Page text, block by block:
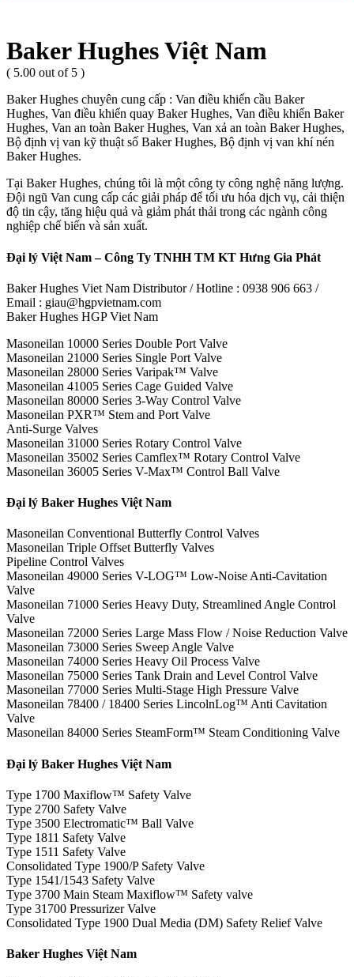
Baker Hughes Việt Nam
( 5.00 out of 5 )
Baker Hughes chuyên cung cấp : Van điều khiển cầu Baker
Hughes, Van điều khiển quay Baker Hughes, Van điều khiển Baker
Hughes, Van an toàn Baker Hughes, Van xả an toàn Baker Hughes,
Bộ định vị van kỹ thuật số Baker Hughes, Bộ định vị van khí nén
Baker Hughes.
Tại Baker Hughes, chúng tôi là một công ty công nghệ năng lượng.
Đội ngũ Van cung cấp các giải pháp để tối ưu hóa dịch vụ, cải thiện
độ tin cậy, tăng hiệu quả và giảm phát thải trong các ngành công
nghiệp chế biến và sản xuất.
Đại lý Việt Nam – Công Ty TNHH TM KT Hưng Gia Phát
Baker Hughes Viet Nam Distributor / Hotline : 0938 906 663 /
Email : giau@hgpvietnam.com
Baker Hughes HGP Viet Nam
Masoneilan 10000 Series Double Port Valve
Masoneilan 21000 Series Single Port Valve
Masoneilan 28000 Series Varipak™ Valve
Masoneilan 41005 Series Cage Guided Valve
Masoneilan 80000 Series 3-Way Control Valve
Masoneilan PXR™ Stem and Port Valve
Anti-Surge Valves
Masoneilan 31000 Series Rotary Control Valve
Masoneilan 35002 Series Camflex™ Rotary Control Valve
Masoneilan 36005 Series V-Max™ Control Ball Valve
Đại lý Baker Hughes Việt Nam
Masoneilan Conventional Butterfly Control Valves
Masoneilan Triple Offset Butterfly Valves
Pipeline Control Valves
Masoneilan 49000 Series V-LOG™ Low-Noise Anti-Cavitation
Valve
Masoneilan 71000 Series Heavy Duty, Streamlined Angle Control
Valve
Masoneilan 72000 Series Large Mass Flow / Noise Reduction Valve
Masoneilan 73000 Series Sweep Angle Valve
Masoneilan 74000 Series Heavy Oil Process Valve
Masoneilan 75000 Series Tank Drain and Level Control Valve
Masoneilan 77000 Series Multi-Stage High Pressure Valve
Masoneilan 78400 / 18400 Series LincolnLog™ Anti Cavitation
Valve
Masoneilan 84000 Series SteamForm™ Steam Conditioning Valve
Đại lý Baker Hughes Việt Nam
Type 1700 Maxiflow™ Safety Valve
Type 2700 Safety Valve
Type 3500 Electromatic™ Ball Valve
Type 1811 Safety Valve
Type 1511 Safety Valve
Consolidated Type 1900/P Safety Valve
Type 1541/1543 Safety Valve
Type 3700 Main Steam Maxiflow™ Safety valve
Type 31700 Pressurizer Valve
Consolidated Type 1900 Dual Media (DM) Safety Relief Valve
Baker Hughes Việt Nam